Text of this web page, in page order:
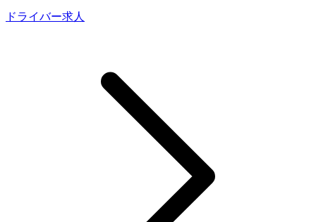
ドライバー求人